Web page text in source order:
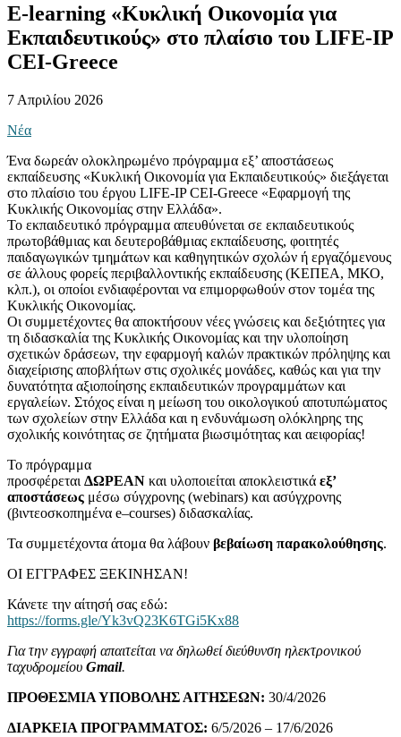
E-learning «Κυκλική Οικονομία για
Εκπαιδευτικούς» στο πλαίσιο του LIFE-IP
CEI-Greece
7 Απριλίου 2026
Νέα
Ένα δωρεάν ολοκληρωμένο πρόγραμμα εξ’ αποστάσεως
εκπαίδευσης «Κυκλική Οικονομία για Εκπαιδευτικούς» διεξάγεται
στο πλαίσιο του έργου LIFE-IP CEI-Greece «Εφαρμογή της
Κυκλικής Οικονομίας στην Ελλάδα».
Το εκπαιδευτικό πρόγραμμα απευθύνεται σε εκπαιδευτικούς
πρωτοβάθμιας και δευτεροβάθμιας εκπαίδευσης, φοιτητές
παιδαγωγικών τμημάτων και καθηγητικών σχολών ή εργαζόμενους
σε άλλους φορείς περιβαλλοντικής εκπαίδευσης (ΚΕΠΕΑ, ΜΚΟ,
κλπ.), οι οποίοι ενδιαφέρονται να επιμορφωθούν στον τομέα της
Κυκλικής Οικονομίας.
Οι συμμετέχοντες θα αποκτήσουν νέες γνώσεις και δεξιότητες για
τη διδασκαλία της Κυκλικής Οικονομίας και την υλοποίηση
σχετικών δράσεων, την εφαρμογή καλών πρακτικών πρόληψης και
διαχείρισης αποβλήτων στις σχολικές μονάδες, καθώς και για την
δυνατότητα αξιοποίησης εκπαιδευτικών προγραμμάτων και
εργαλείων. Στόχος είναι η μείωση του οικολογικού αποτυπώματος
των σχολείων στην Ελλάδα και η ενδυνάμωση ολόκληρης της
σχολικής κοινότητας σε ζητήματα βιωσιμότητας και αειφορίας!
Το πρόγραμμα
προσφέρεται ΔΩΡΕΑΝ και υλοποιείται αποκλειστικά εξ’
αποστάσεως μέσω σύγχρονης (webinars) και ασύγχρονης
(βιντεοσκοπημένα e–courses) διδασκαλίας.
Τα συμμετέχοντα άτομα θα λάβουν βεβαίωση παρακολούθησης.
ΟΙ ΕΓΓΡΑΦΕΣ ΞΕΚΙΝΗΣΑΝ!
Κάνετε την αίτησή σας εδώ:
https://forms.gle/Yk3vQ23K6TGi5Kx88
Για την εγγραφή απαιτείται να δηλωθεί διεύθυνση ηλεκτρονικού
ταχυδρομείου Gmail.
ΠΡΟΘΕΣΜΙΑ ΥΠΟΒΟΛΗΣ ΑΙΤΗΣΕΩΝ: 30/4/2026
ΔΙΑΡΚΕΙΑ ΠΡΟΓΡΑΜΜΑΤΟΣ: 6/5/2026 – 17/6/2026